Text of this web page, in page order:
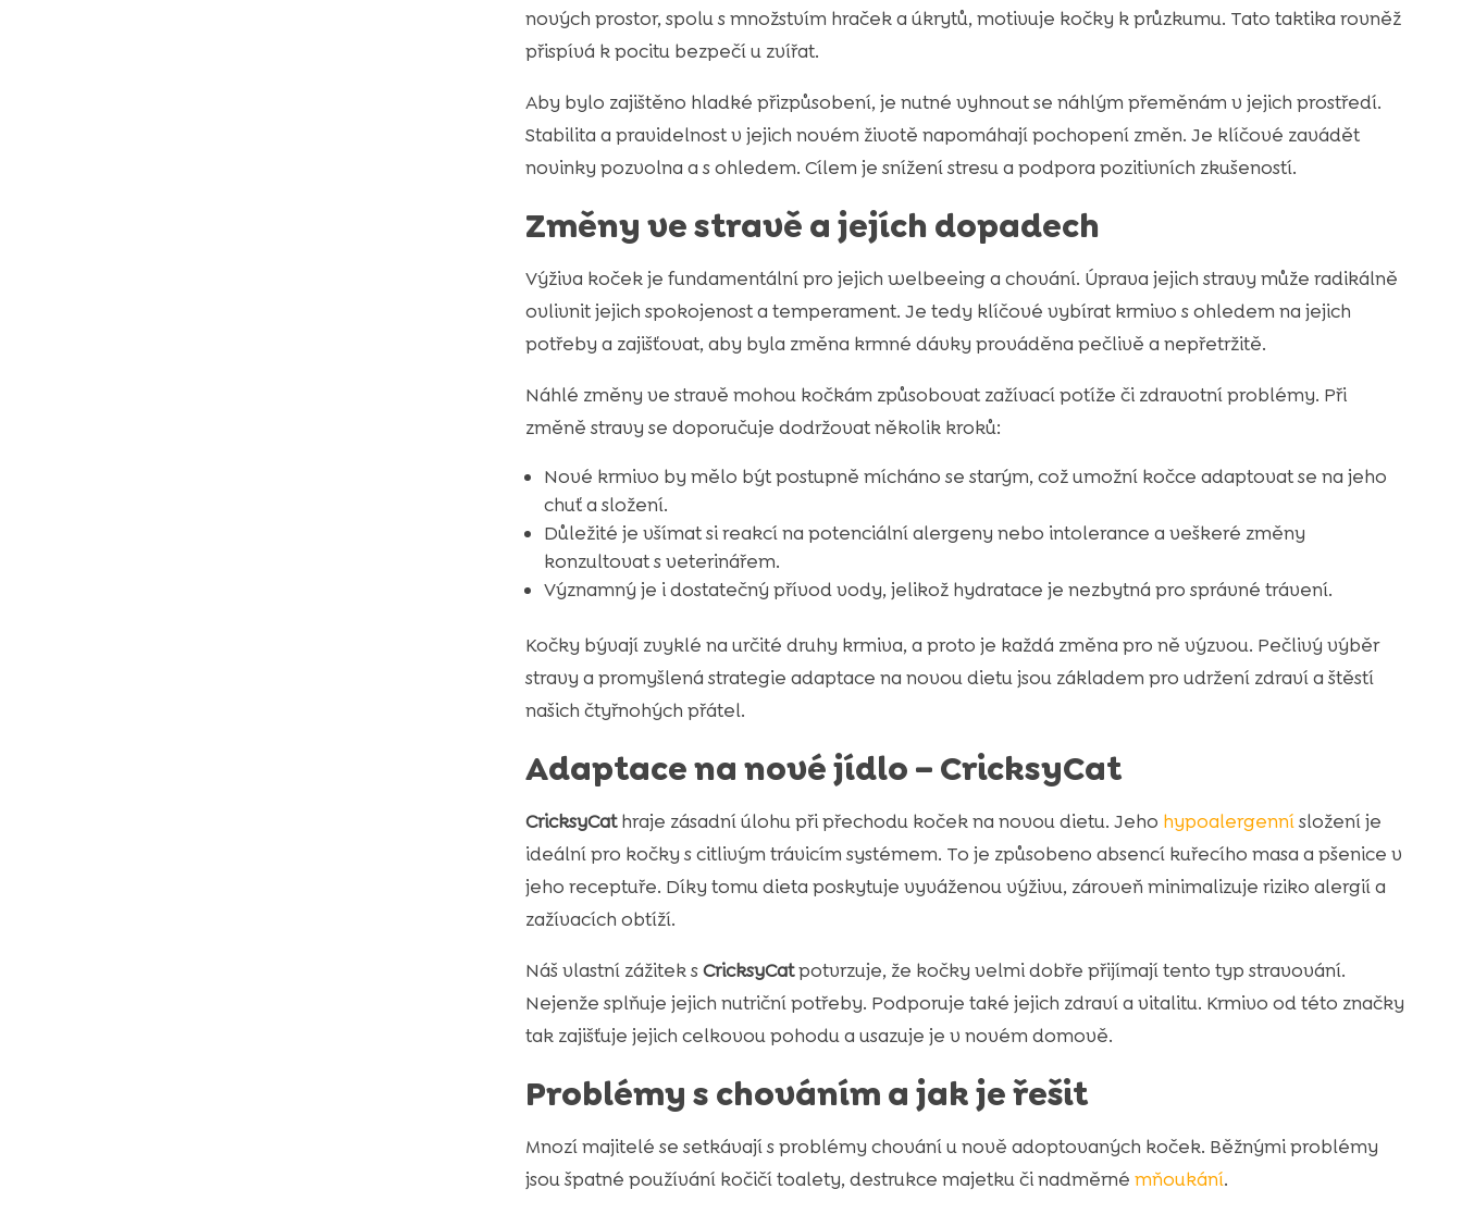
nových prostor, spolu s množstvím hraček a úkrytů, motivuje kočky k průzkumu. Tato taktika rovněž
přispívá k pocitu bezpečí u zvířat.
Aby bylo zajištěno hladké přizpůsobení, je nutné vyhnout se náhlým přeměnám v jejich prostředí.
Stabilita a pravidelnost v jejich novém životě napomáhají pochopení změn. Je klíčové zavádět
novinky pozvolna a s ohledem. Cílem je snížení stresu a podpora pozitivních zkušeností.
Změny ve stravě a jejích dopadech
Výživa koček je fundamentální pro jejich welbeeing a chování. Úprava jejich stravy může radikálně
ovlivnit jejich spokojenost a temperament. Je tedy klíčové vybírat krmivo s ohledem na jejich
potřeby a zajišťovat, aby byla změna krmné dávky prováděna pečlivě a nepřetržitě.
Náhlé změny ve stravě mohou kočkám způsobovat zažívací potíže či zdravotní problémy. Při
změně stravy se doporučuje dodržovat několik kroků:
Nové krmivo by mělo být postupně mícháno se starým, což umožní kočce adaptovat se na jeho
chuť a složení.
Důležité je všímat si reakcí na potenciální alergeny nebo intolerance a veškeré změny
konzultovat s veterinářem.
Významný je i dostatečný přívod vody, jelikož hydratace je nezbytná pro správné trávení.
Kočky bývají zvyklé na určité druhy krmiva, a proto je každá změna pro ně výzvou. Pečlivý výběr
stravy a promyšlená strategie adaptace na novou dietu jsou základem pro udržení zdraví a štěstí
našich čtyřnohých přátel.
Adaptace na nové jídlo – CricksyCat
CricksyCathraje zásadní úlohu při přechodu koček na novou dietu. Jeho hypoalergennísložení je
ideální pro kočky s citlivým trávicím systémem. To je způsobeno absencí kuřecího masa a pšenice v
jeho receptuře. Díky tomu dieta poskytuje vyváženou výživu, zároveň minimalizuje riziko alergií a
zažívacích obtíží.
Náš vlastní zážitek sCricksyCatpotvrzuje, že kočky velmi dobře přijímají tento typ stravování.
Nejenže splňuje jejich nutriční potřeby. Podporuje také jejich zdraví a vitalitu. Krmivo od této značky
tak zajišťuje jejich celkovou pohodu a usazuje je v novém domově.
Problémy s chováním a jak je řešit
Mnozí majitelé se setkávají s problémy chování u nově adoptovaných koček. Běžnými problémy
jsou špatné používání kočičí toalety, destrukce majetku či nadměrné mňoukání.